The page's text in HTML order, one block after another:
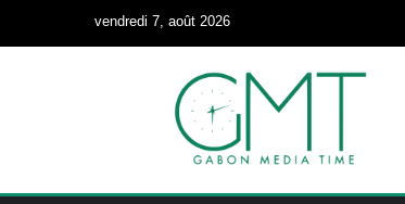
vendredi 7, août 2026